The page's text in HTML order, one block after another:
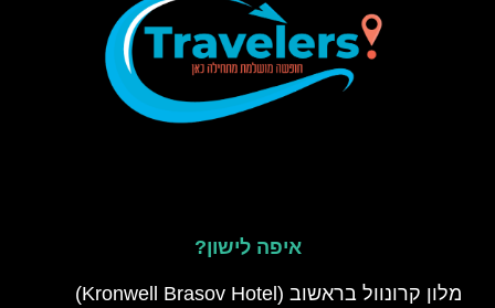
איפה לישון?
מלון קרונוול בראשוב (Kronwell Brasov Hotel)